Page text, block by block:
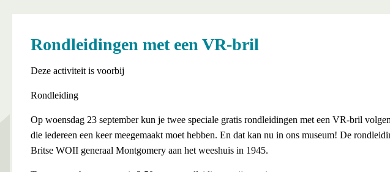
Rondleidingen met een VR-bril
Deze activiteit is voorbij
Rondleiding
Op woensdag 23 september kun je twee speciale gratis rondleidingen met een VR-bril
die iedereen een keer meegemaakt moet hebben. En dat kan nu in ons museum! De
Britse WOII generaal Montgomery aan het weeshuis in 1945.